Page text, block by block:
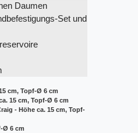
Daumen
Set und
cm, Topf-Ø 6 cm
15 cm, Topf-Ø 6 cm
- Höhe ca. 15 cm, Topf-
Ø 6 cm